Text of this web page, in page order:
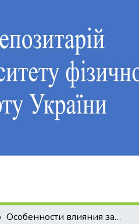
Особенности влияния занятий спортом на формирование гендерных характеристик юношей и девушек